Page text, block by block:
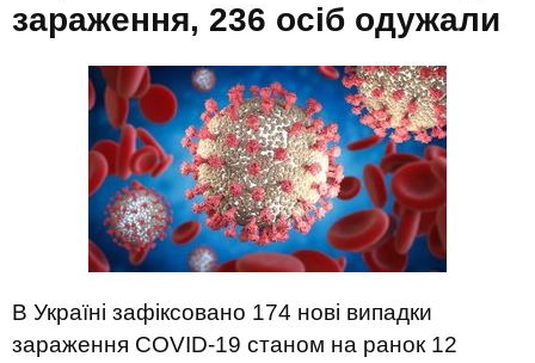
зараження, 236 осіб одужали
В Україні зафіксовано 174 нові випадки
зараження COVID-19 станом на ранок 12